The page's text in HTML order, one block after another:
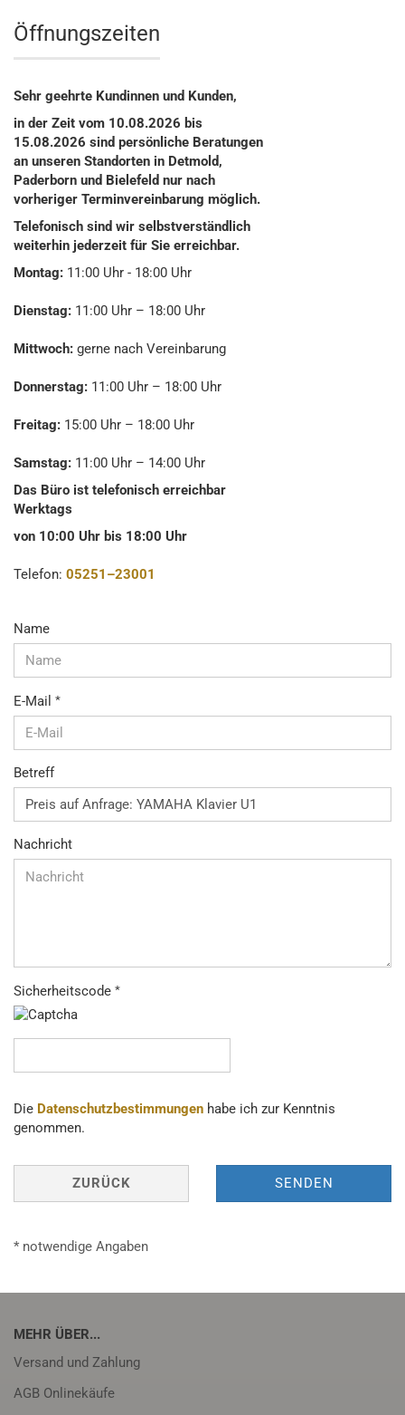
Öffnungszeiten
Sehr geehrte Kundinnen und Kunden,
in der Zeit vom 10.08.2026 bis
15.08.2026 sind persönliche Beratungen
an unseren Standorten in Detmold,
Paderborn und Bielefeld nur nach
vorheriger Terminvereinbarung möglich.
Telefonisch sind wir selbstverständlich
weiterhin jederzeit für Sie erreichbar.
Montag: 11:00 Uhr - 18:00 Uhr
Dienstag: 11:00 Uhr – 18:00 Uhr
Mittwoch: gerne nach Vereinbarung
Donnerstag: 11:00 Uhr – 18:00 Uhr
Freitag: 15:00 Uhr – 18:00 Uhr
Samstag: 11:00 Uhr – 14:00 Uhr
Das Büro ist telefonisch erreichbar
Werktags
von 10:00 Uhr bis 18:00 Uhr
Telefon: 05251–23001
KONTAKT
Name
E-Mail
Betreff
Nachricht
Sicherheitscode
DATENSCHUTZBESTIMMUNGEN
Die Datenschutzbestimmungen habe ich zur Kenntnis
genommen.
ZURÜCK SENDEN
* notwendige Angaben
MEHR ÜBER...
Versand und Zahlung
AGB Onlinekäufe